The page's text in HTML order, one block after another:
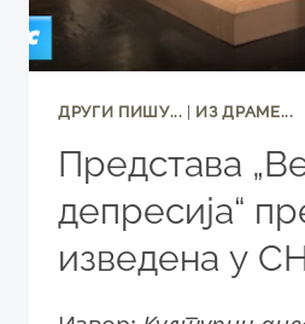
ДРУГИ ПИШУ... | ИЗ ДРАМЕ...
Представа
депресија“
изведена у